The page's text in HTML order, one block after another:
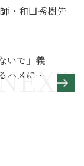
いで」義
ハメに～